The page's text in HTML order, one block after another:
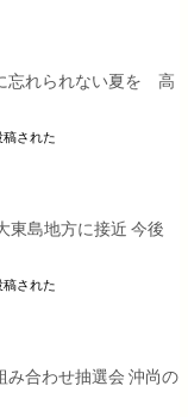
忘れられない夏を 高
稿された
東島地方に接近 今後
稿された
み合わせ抽選会 沖尚の